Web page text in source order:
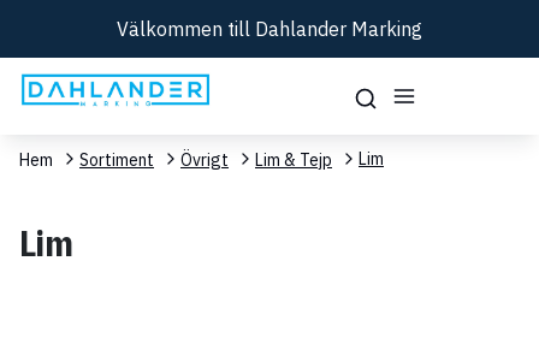
Välkommen till Dahlander Marking
Hem Sortiment Övrigt Lim & Tejp Lim
Lim